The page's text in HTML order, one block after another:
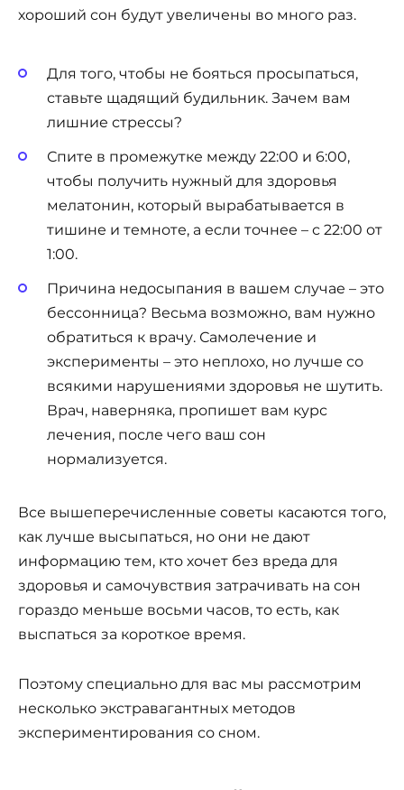
хороший сон будут увеличены во много раз.
Для того, чтобы не бояться просыпаться,
ставьте щадящий будильник. Зачем вам
лишние стрессы?
Спите в промежутке между 22:00 и 6:00,
чтобы получить нужный для здоровья
мелатонин, который вырабатывается в
тишине и темноте, а если точнее – с 22:00 от
1:00.
Причина недосыпания в вашем случае – это
бессонница? Весьма возможно, вам нужно
обратиться к врачу. Самолечение и
эксперименты – это неплохо, но лучше со
всякими нарушениями здоровья не шутить.
Врач, наверняка, пропишет вам курс
лечения, после чего ваш сон
нормализуется.
Все вышеперечисленные советы касаются того,
как лучше высыпаться, но они не дают
информацию тем, кто хочет без вреда для
здоровья и самочувствия затрачивать на сон
гораздо меньше восьми часов, то есть, как
выспаться за короткое время.
Поэтому специально для вас мы рассмотрим
несколько экстравагантных методов
экспериментирования со сном.